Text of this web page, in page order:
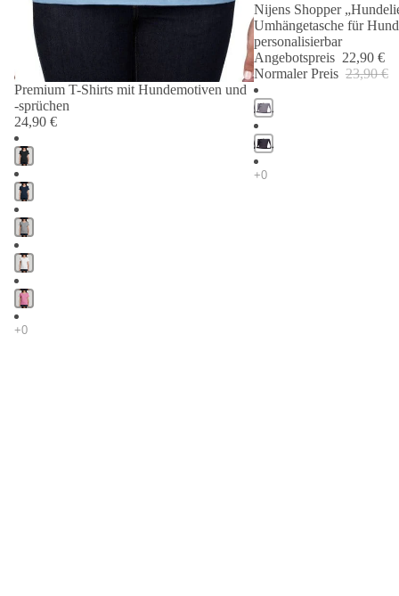
Premium T-Shirts mit Hundemotiven und
-sprüchen
24,90 €
Angebot 🐾
Nijens Shopper
Umhängetasche für
personalisierbar
Angebotspreis 22,90 €
Normaler Preis 23,90 €